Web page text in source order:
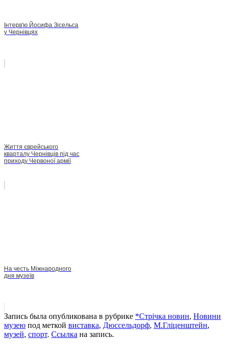
Інтерв'ю Йосифа Зісельса
у Чернівцях
Життя єврейського
кварталу Чернівців під час
приходу Червоної армії
На честь Міжнародного
дня музеїв
Запись была опубликована в рубрике *Стрічка новин, Новини
музею под меткой виставка, Дюссельдорф, М.Гліценштейн,
музей, спорт. Ссылка на запись.